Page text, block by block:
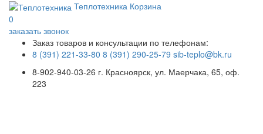
Теплотехника Корзина
0
заказать звонок
Заказ товаров и консультации по телефонам:
8 (391) 221-33-80 8 (391) 290-25-79 sib-teplo@bk.ru
8-902-940-03-26 г. Красноярск, ул. Маерчака, 65, оф.
223